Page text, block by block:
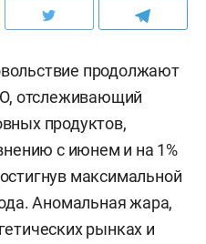
продолжают
отслеживающий
продуктов,
с июнем и на 1%
максимальной
Аномальная жара,
рынках и